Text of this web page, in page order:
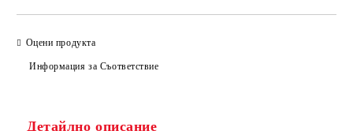
Оцени продукта
Информация за Съответствие
Детайлно описание